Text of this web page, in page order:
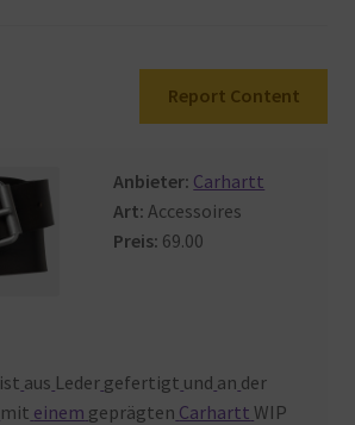
Report Content
Anbieter: Carhartt
Art:Accessoires
Preis: 69.00
ist aus Leder gefertigt und an der
mit einem geprägten Carhartt WIP